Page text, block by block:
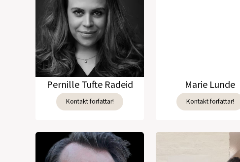
Pernille Tufte Radeid
Kontakt forfattar!
Marie Lunde
Kontakt forfattar!